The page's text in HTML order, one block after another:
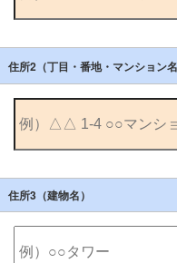
住所2（丁目・番地・マンション名
住所3（建物名）